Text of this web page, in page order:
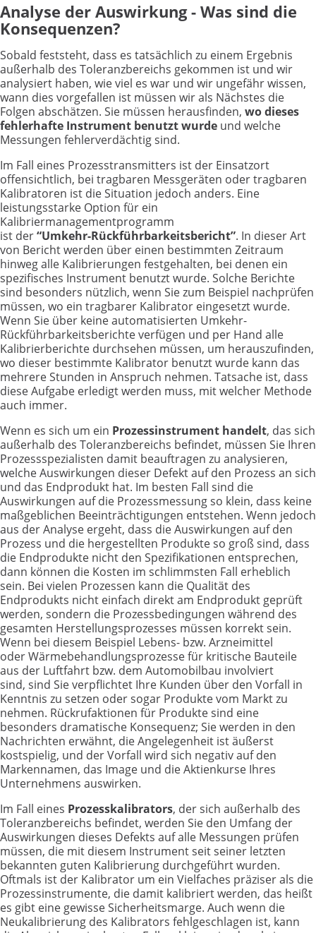
Analyse der Auswirkung - Was sind die
Konsequenzen?
Sobald feststeht, dass es tatsächlich zu einem Ergebnis
außerhalb des Toleranzbereichs gekommen ist und wir
analysiert haben, wie viel es war und wir ungefähr wissen,
wann dies vorgefallen ist müssen wir als Nächstes die
Folgen abschätzen. Sie müssen herausfinden, wo dieses
fehlerhafte Instrument benutzt wurde und welche
Messungen fehlerverdächtig sind.
Im Fall eines Prozesstransmitters ist der Einsatzort
offensichtlich, bei tragbaren Messgeräten oder tragbaren
Kalibratoren ist die Situation jedoch anders. Eine
leistungsstarke Option für ein
Kalibriermanagementprogramm
ist der“Umkehr-Rückführbarkeitsbericht”. In dieser Art
von Bericht werden über einen bestimmten Zeitraum
hinweg alle Kalibrierungen festgehalten, bei denen ein
spezifisches Instrument benutzt wurde. Solche Berichte
sind besonders nützlich, wenn Sie zum Beispiel nachprüfen
müssen, wo ein tragbarer Kalibrator eingesetzt wurde.
Wenn Sie über keine automatisierten Umkehr-
Rückführbarkeitsberichte verfügen und per Hand alle
Kalibrierberichte durchsehen müssen, um herauszufinden,
wo dieser bestimmte Kalibrator benutzt wurde kann das
mehrere Stunden in Anspruch nehmen. Tatsache ist, dass
diese Aufgabe erledigt werden muss, mit welcher Methode
auch immer.
Wenn es sich um ein Prozessinstrument handelt, das sich
außerhalb des Toleranzbereichs befindet, müssen Sie Ihren
Prozessspezialisten damit beauftragen zu analysieren,
welche Auswirkungen dieser Defekt auf den Prozess an sich
und das Endprodukt hat. Im besten Fall sind die
Auswirkungen auf die Prozessmessung so klein, dass keine
maßgeblichen Beeinträchtigungen entstehen. Wenn jedoch
aus der Analyse ergeht, dass die Auswirkungen auf den
Prozess und die hergestellten Produkte so groß sind, dass
die Endprodukte nicht den Spezifikationen entsprechen,
dann können die Kosten im schlimmsten Fall erheblich
sein. Bei vielen Prozessen kann die Qualität des
Endprodukts nicht einfach direkt am Endprodukt geprüft
werden, sondern die Prozessbedingungen während des
gesamten Herstellungsprozesses müssen korrekt sein.
Wenn bei diesem Beispiel Lebens- bzw. Arzneimittel
oder Wärmebehandlungsprozesse für kritische Bauteile
aus der Luftfahrt bzw. dem Automobilbau involviert
sind, sind Sie verpflichtet Ihre Kunden über den Vorfall in
Kenntnis zu setzen oder sogar Produkte vom Markt zu
nehmen. Rückrufaktionen für Produkte sind eine
besonders dramatische Konsequenz; Sie werden in den
Nachrichten erwähnt, die Angelegenheit ist äußerst
kostspielig, und der Vorfall wird sich negativ auf den
Markennamen, das Image und die Aktienkurse Ihres
Unternehmens auswirken.
Im Fall eines Prozesskalibrators, der sich außerhalb des
Toleranzbereichs befindet, werden Sie den Umfang der
Auswirkungen dieses Defekts auf alle Messungen prüfen
müssen, die mit diesem Instrument seit seiner letzten
bekannten guten Kalibrierung durchgeführt wurden.
Oftmals ist der Kalibrator um ein Vielfaches präziser als die
Prozessinstrumente, die damit kalibriert werden, das heißt
es gibt eine gewisse Sicherheitsmarge. Auch wenn die
Neukalibrierung des Kalibrators fehlgeschlagen ist, kann